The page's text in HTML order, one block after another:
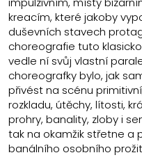
kreacím, které jakoby
duševních stavech
choreografie tuto
vedle ní svůj vlastní
choreografky bylo, jak
přivést na scénu
rozkladu, útěchy, lítosti,
prohry, banality, zloby i
tak na okamžik střetne a
banálního osobního